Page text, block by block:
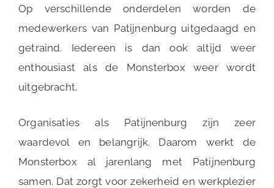
Op verschillende onderdelen worden de
medewerkers van Patijnenburg uitgedaagd en
getraind. Iedereen is dan ook altijd weer
enthousiast als de Monsterbox weer wordt
uitgebracht.
Organisaties als Patijnenburg zijn zeer
waardevol en belangrijk. Daarom werkt de
Monsterbox al jarenlang met Patijnenburg
samen. Dat zorgt voor zekerheid en werkplezier